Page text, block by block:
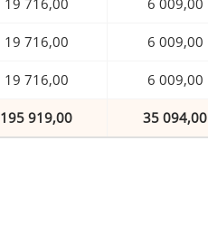
19 716,00 6 009,00
19 716,00 6 009,00
19 716,00 6 009,00
195 919,00 35 094,00